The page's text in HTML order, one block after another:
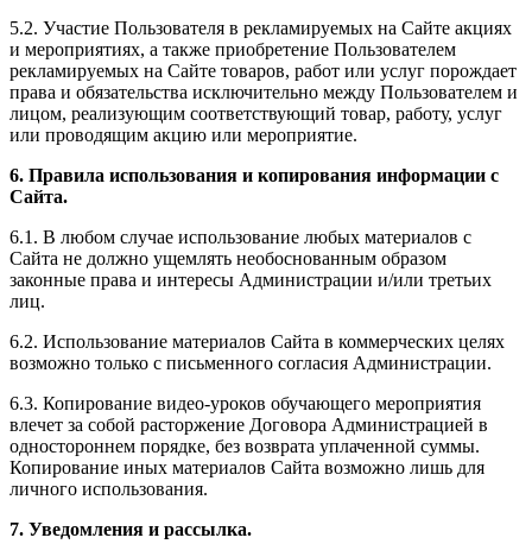
5.2. Участие Пользователя в рекламируемых на Сайте акциях
и мероприятиях, а также приобретение Пользователем
рекламируемых на Сайте товаров, работ или услуг порождает
права и обязательства исключительно между Пользователем и
лицом, реализующим соответствующий товар, работу, услуг
или проводящим акцию или мероприятие.
6. Правила использования и копирования информации с
Сайта.
6.1. В любом случае использование любых материалов с
Сайта не должно ущемлять необоснованным образом
законные права и интересы Администрации и/или третьих
лиц.
6.2. Использование материалов Сайта в коммерческих целях
возможно только с письменного согласия Администрации.
6.3. Копирование видео-уроков обучающего мероприятия
влечет за собой расторжение Договора Администрацией в
одностороннем порядке, без возврата уплаченной суммы.
Копирование иных материалов Сайта возможно лишь для
личного использования.
7. Уведомления и рассылка.